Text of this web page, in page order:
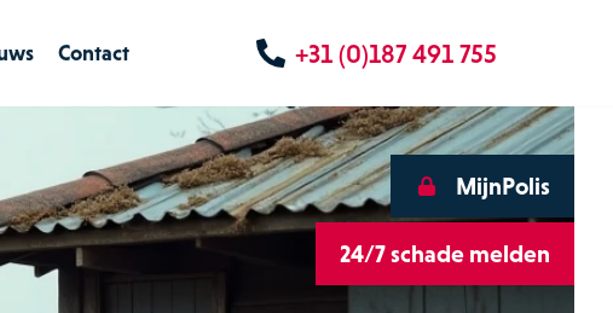
+31 (0)187 491 755
Contact
MijnPolis
24/7 schade melden